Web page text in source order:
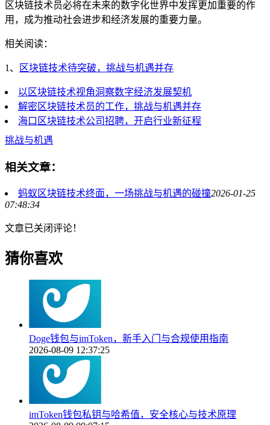
区块链技术员必将在未来的数字化世界中发挥更加重要的作
用，成为推动社会进步和经济发展的重要力量。
相关阅读：
1、 区块链技术待突破，挑战与机遇并存
以区块链技术视角洞察数字经济发展契机
解密区块链技术员的工作，挑战与机遇并存
海口区块链技术公司招聘，开启行业新征程
挑战与机遇
相关文章：
蚂蚁区块链技术终面，一场挑战与机遇的碰撞2026-01-25
07:48:34
文章已关闭评论！
猜你喜欢
Doge钱包与imToken，新手入门与合规使用指南
2026-08-09 12:37:25
imToken钱包私钥与哈希值，安全核心与技术原理